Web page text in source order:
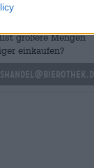
größere Mengen
einkaufen?